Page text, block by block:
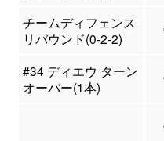
チームディフェンス
リバウンド(0-2-2)
#34 ディエウ ターン
オーバー(1本)